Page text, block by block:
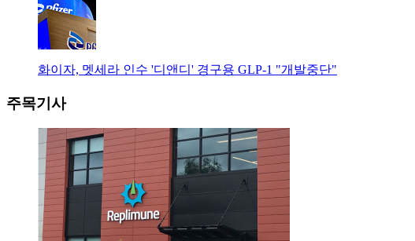
화이자, 멧세라 인수 '디앤디' 경구용 GLP-1 "개발중단"
주목기사